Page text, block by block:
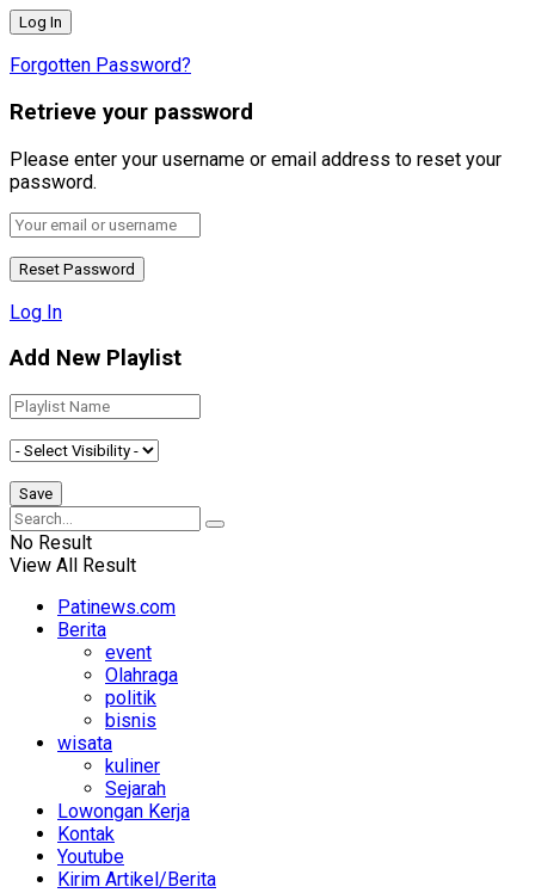
Forgotten Password?
Retrieve your password
Please enter your username or email address to reset your
password.
Log In
Add New Playlist
No Result
View All Result
Patinews.com
Berita
event
Olahraga
politik
bisnis
wisata
kuliner
Sejarah
Lowongan Kerja
Kontak
Youtube
Kirim Artikel/Berita